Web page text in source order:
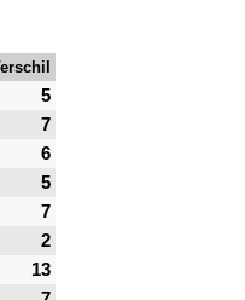
5
7
6
5
7
2
13